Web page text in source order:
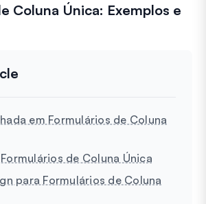
Coluna Única: Exemplos e
em Formulários de Coluna
de Coluna Única
para Formulários de Coluna